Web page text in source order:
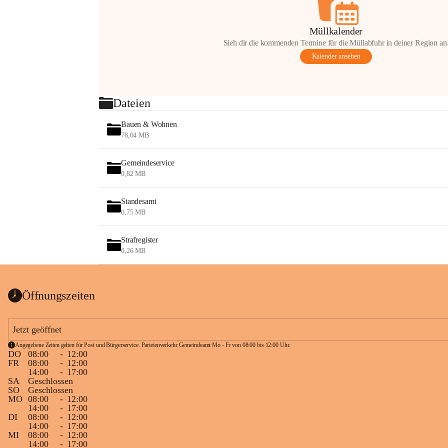
Müllkalender
Sieh dir die kommenden Termine für die Müllabfuhr in deiner Region
Kalender ansehen
Dateien
Bauen & Wohnen
78,04 MB
Gemeindeservice
0,82 MB
Standesamt
0,75 MB
Strafregister
0,26 MB
Öffnungszeiten
Jetzt geöffnet
Angegebene Zeiten gelten für Post und Bürgerservice. Parteienverkehr Gemeindeamt Mo - Fr von 08:00 bis 12:00 Uhr.
DO 08:00 - 12:00
FR
08:00 - 12:00
14:00
- 17:00
SA
Geschlossen
SO
Geschlossen
MO 08:00 - 12:00
14:00
- 17:00
DI
08:00 - 12:00
14:00
- 17:00
MI
08:00 - 12:00
14:00
- 17:00